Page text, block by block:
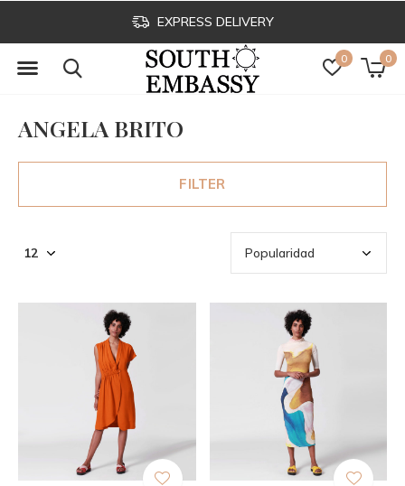
0 0
EXPRESS DELIVERY
ANGELA BRITO
FILTER